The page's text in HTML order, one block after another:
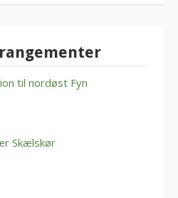
til nordøst Fyn
Skælskør